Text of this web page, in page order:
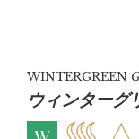
WINTERGREEN
ウィンターグ